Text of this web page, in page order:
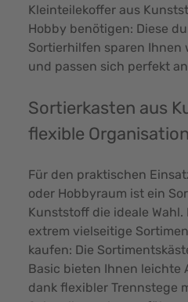
Kleinteilekoffer aus
Hobby benötigen: Diese
Sortierhilfen sparen Ihnen
und passen sich perfekt
Sortierkasten aus
flexible Organisation
Für den praktischen
oder Hobbyraum ist ein
Kunststoff die ideale Wahl.
extrem vielseitige
kaufen: Die
Basic bieten Ihnen leichte
dank flexibler Trennstege